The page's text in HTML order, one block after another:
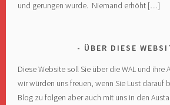
und gerungen wurde. Niemand erhöht […]
ÜBER DIESE
Diese Website soll Sie über die WAL und ihre
wir würden uns freuen, wenn Sie Lust darauf
Blog zu folgen aber auch mit uns in den